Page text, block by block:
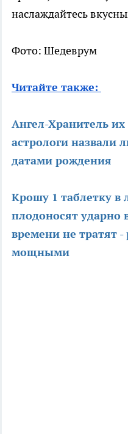
наслаждайтесь
Фото: Шедеврум
Читайте также:
Ангел-Хранитель
астрологи назвали
датами рождения
Крошу 1 таблетку
плодоносят ударно
времени не тратят
мощными